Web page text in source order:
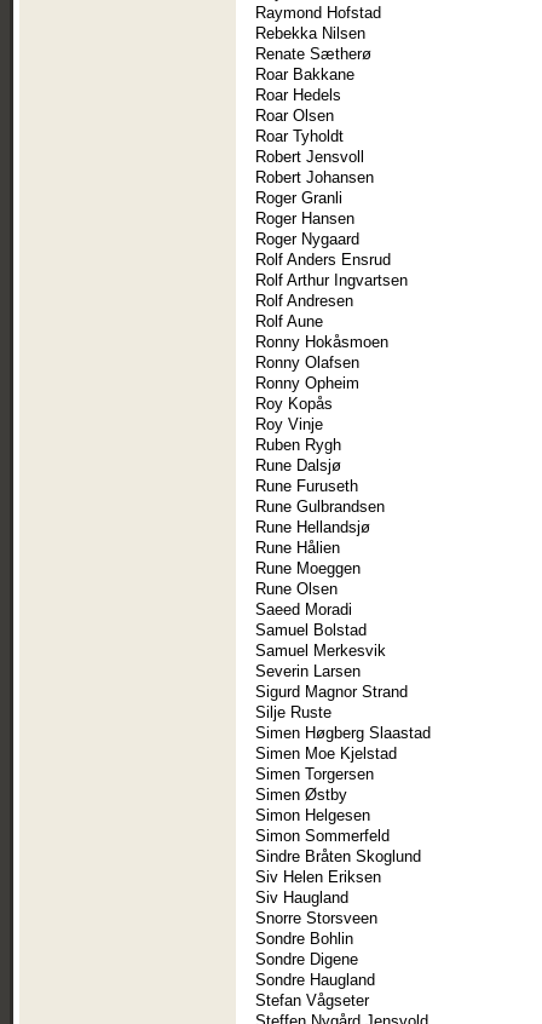
Raymond Hofstad
Rebekka Nilsen
Renate Sætherø
Roar Bakkane
Roar Hedels
Roar Olsen
Roar Tyholdt
Robert Jensvoll
Robert Johansen
Roger Granli
Roger Hansen
Roger Nygaard
Rolf Anders Ensrud
Rolf Arthur Ingvartsen
Rolf Andresen
Rolf Aune
Ronny Hokåsmoen
Ronny Olafsen
Ronny Opheim
Roy Kopås
Roy Vinje
Ruben Rygh
Rune Dalsjø
Rune Furuseth
Rune Gulbrandsen
Rune Hellandsjø
Rune Hålien
Rune Moeggen
Rune Olsen
Saeed Moradi
Samuel Bolstad
Samuel Merkesvik
Severin Larsen
Sigurd Magnor Strand
Silje Ruste
Simen Høgberg Slaastad
Simen Moe Kjelstad
Simen Torgersen
Simen Østby
Simon Helgesen
Simon Sommerfeld
Sindre Bråten Skoglund
Siv Helen Eriksen
Siv Haugland
Snorre Storsveen
Sondre Bohlin
Sondre Digene
Sondre Haugland
Stefan Vågseter